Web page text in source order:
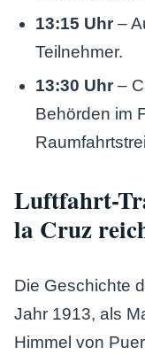
13:15 Uhr–
Teilnehmer.
13:30 Uhr–
Behörden im
Luftfahrt-
la Cruz
Die Geschichte
Jahr 1913, als
Himmel von